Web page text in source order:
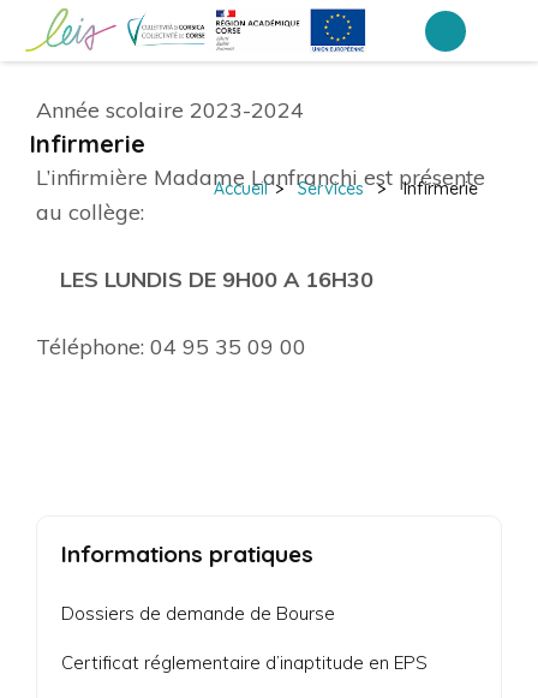
(Pressez
Entrée)
Infirmerie
Accueil > Services > Infirmerie
Année scolaire 2023-2024
L’infirmière Madame Lanfranchi est présente
au collège:
LES LUNDIS DE 9H00 A 16H30
Téléphone: 04 95 35 09 00
Informations pratiques
Dossiers de demande de Bourse
Certificat réglementaire d’inaptitude en EPS